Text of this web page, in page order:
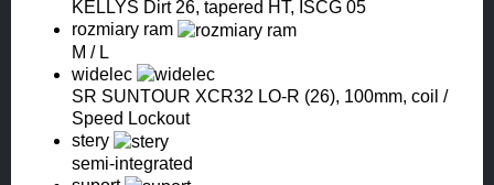
KELLYS Dirt 26, tapered HT, ISCG 05
rozmiary ram
M / L
widelec
SR SUNTOUR XCR32 LO-R (26), 100mm, coil /
Speed Lockout
stery
semi-integrated